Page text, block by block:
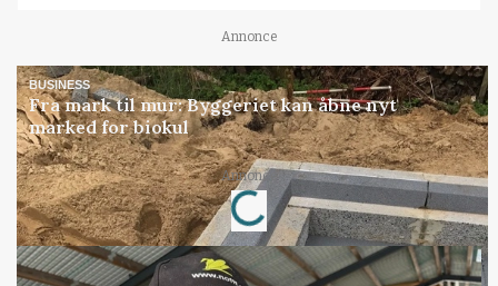
Annonce
BUSINESS
Fra mark til mur: Byggeriet kan åbne nyt
marked for biokul
Annonce
Loading...